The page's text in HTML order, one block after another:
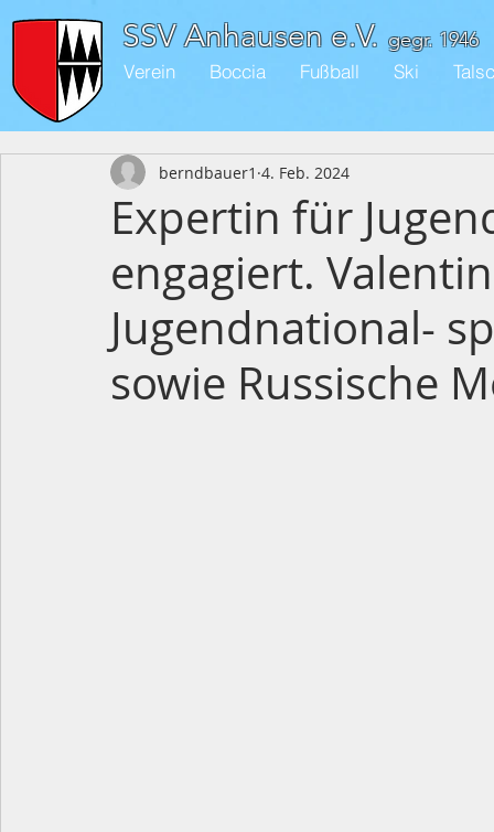
SSV Anhausen e.V.
Verein Boccia Fußball Ski
gegr. 1946
Expertin für
engagiert.
Jugendnational-
sowie Russische
berndbauer1 4. Feb. 2024